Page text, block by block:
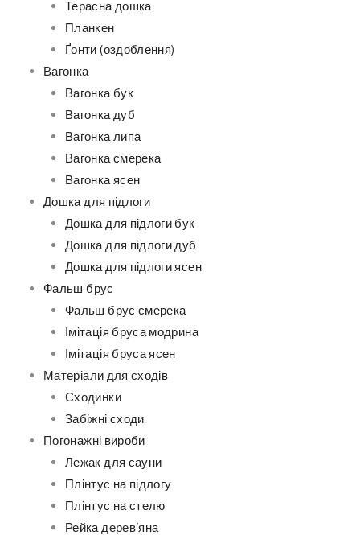
Терасна дошка
Планкен
Ґонти (оздоблення)
Вагонка
Вагонка бук
Вагонка дуб
Вагонка липа
Вагонка смерека
Вагонка ясен
Дошка для підлоги
Дошка для підлоги бук
Дошка для підлоги дуб
Дошка для підлоги ясен
Фальш брус
Фальш брус смерека
Імітація бруса модрина
Імітація бруса ясен
Матеріали для сходів
Сходинки
Забіжні сходи
Погонажні вироби
Лежак для сауни
Плінтус на підлогу
Плінтус на стелю
Рейка дерев’яна